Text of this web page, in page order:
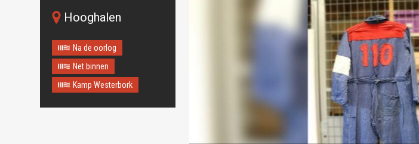
Hooghalen
Na de oorlog
Net binnen
Kamp Westerbork